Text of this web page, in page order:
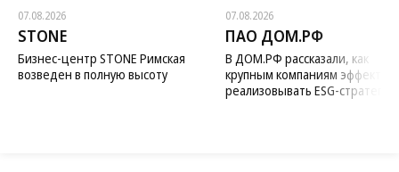
07.08.2026
STONE
Бизнес-центр STONE Римская
возведен в полную высоту
07.08.2026
ПАО ДОМ.РФ
В ДОМ.РФ рассказали, как
крупным компаниям
реализовывать ESG-стратегию